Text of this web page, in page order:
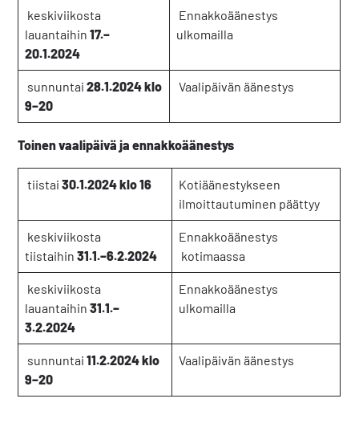
keskiviikosta
lauantaihin17.–
20.1.2024
Ennakkoäänestys
ulkomailla
sunnuntai28.1.2024 klo
9–20
Vaalipäivän äänestys
Toinen vaalipäivä ja ennakkoäänestys
tiistai30.1.2024 klo 16
Kotiäänestykseen
ilmoittautuminen päättyy
keskiviikosta
tiistaihin31.1.–6.2.2024
Ennakkoäänestys
kotimaassa
keskiviikosta
lauantaihin31.1.–
3.2.2024
Ennakkoäänestys
ulkomailla
sunnuntai11.2.2024 klo
9–20
Vaalipäivän äänestys